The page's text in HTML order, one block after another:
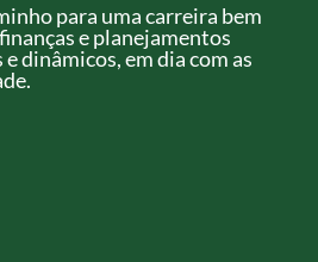
para uma carreira bem
e planejamentos
dinâmicos, em dia com as